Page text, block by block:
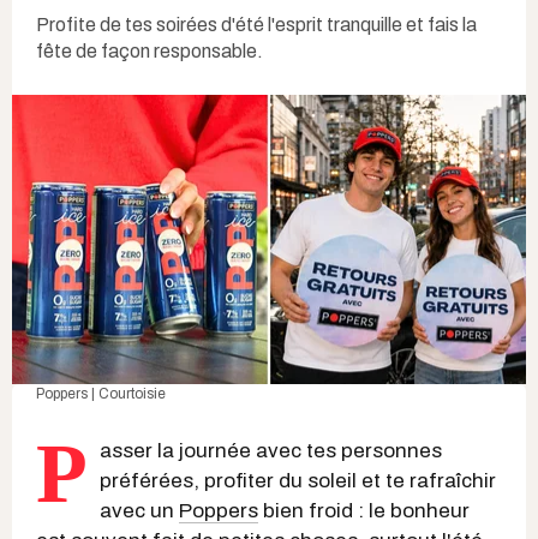
Profite de tes soirées d'été l'esprit tranquille et fais la
fête de façon responsable.
Poppers | Courtoisie
P
asser la journée avec tes personnes
préférées, profiter du soleil et te rafraîchir
avec un Poppers bien froid : le bonheur